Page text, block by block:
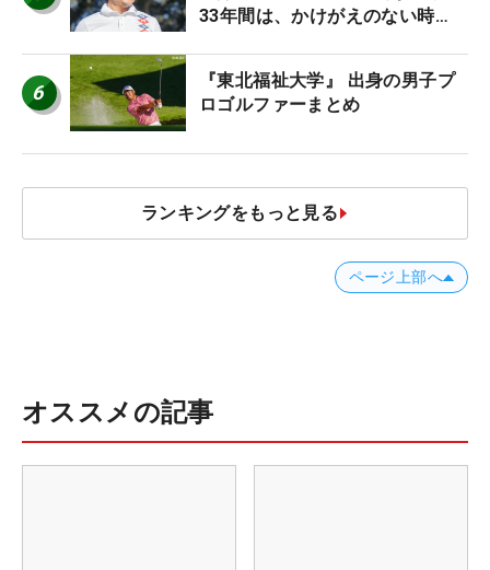
33年間は、かけがえのない時
6
『東北福祉大学』 出身の男子プ
ロゴルファーまとめ
ランキングをもっと見る
ページ上部へ
オススメの記事